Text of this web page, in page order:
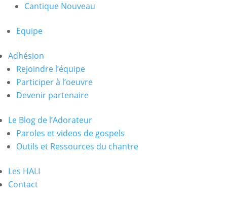
Cantique Nouveau
Equipe
Adhésion
Rejoindre l’équipe
Participer à l’oeuvre
Devenir partenaire
Le Blog de l’Adorateur
Paroles et videos de gospels
Outils et Ressources du chantre
Les HALI
Contact